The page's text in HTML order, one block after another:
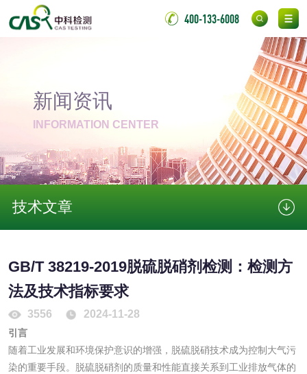
400-133-6008
新闻资讯
INFORMATION CENTER
技术文章
GB/T 38219-2019脱硫脱硝剂检测：检测方
法及技术指标要求
3556 2024-11-28
引言
随着工业发展和环境保护意识的增强，脱硫脱硝技术成为控制大气污
染的重要手段。脱硫脱硝剂的质量和性能直接关系到工业排放气体的
伸缩警棍检测
镀膜抗菌玻璃检测
光触媒检测
防霉检测
消毒产品备案
微生物检测